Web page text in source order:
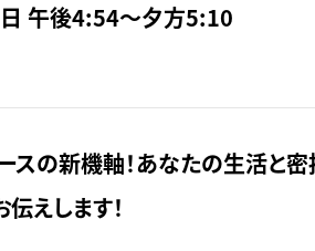
午後4:54～夕方5:10
スの新機軸！あなたの生活と
えします！